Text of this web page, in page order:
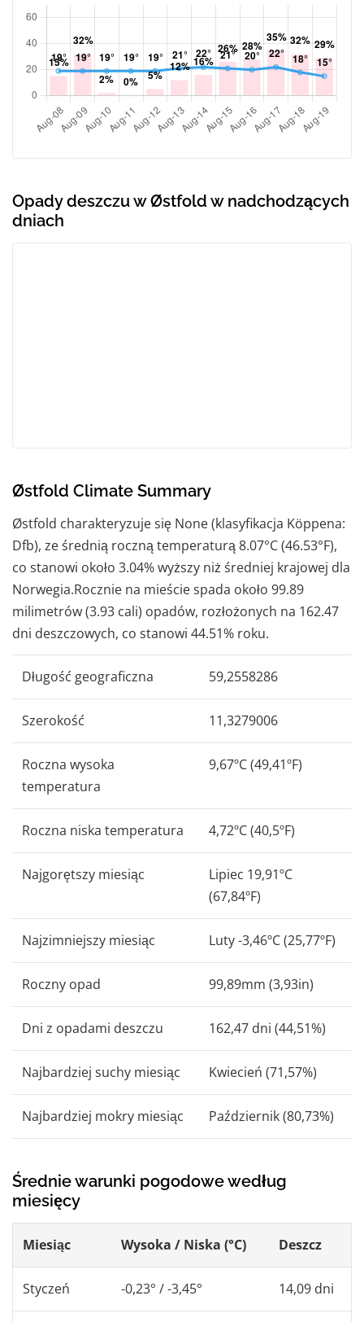
Opady deszczu w Østfold w nadchodzących
dniach
Østfold Climate Summary
Østfold charakteryzuje się None (klasyfikacja Köppena:
Dfb), ze średnią roczną temperaturą 8.07°C (46.53°F),
co stanowi około 3.04% wyższy niż średniej krajowej dla
Norwegia.Rocznie na mieście spada około 99.89
milimetrów (3.93 cali) opadów, rozłożonych na 162.47
dni deszczowych, co stanowi 44.51% roku.
Długość geograficzna 59,2558286
Szerokość 11,3279006
Roczna wysoka
temperatura
9,67ºC (49,41ºF)
Roczna niska temperatura 4,72ºC (40,5ºF)
Najgorętszy miesiąc
Lipiec 19,91ºC
(67,84ºF)
Najzimniejszy miesiąc Luty -3,46ºC (25,77ºF)
Roczny opad 99,89mm (3,93in)
Dni z opadami deszczu 162,47 dni (44,51%)
Najbardziej suchy miesiąc Kwiecień (71,57%)
Najbardziej mokry miesiąc Październik (80,73%)
Średnie warunki pogodowe według
miesięcy
Miesiąc Wysoka / Niska (°C) Deszcz
Styczeń -0,23° / -3,45° 14,09 dni